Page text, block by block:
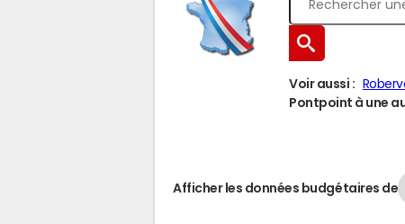
Voir aussi :
Pontpoint à une
Afficher les données budgétaires de